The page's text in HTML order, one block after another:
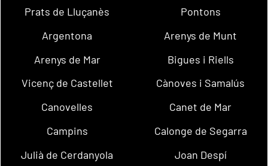
Prats de Lluçanès
Pontons
Argentona
Arenys de Munt
Arenys de Mar
Bigues i Riells
Vicenç de Castellet
Cànoves i Samalús
Canovelles
Canet de Mar
Campins
Calonge de Segarra
Julià de Cerdanyola
Joan Despí